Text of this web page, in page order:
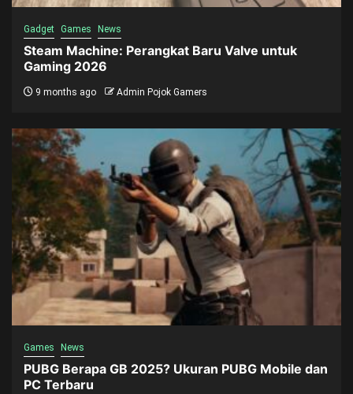
Gadget Games News
Steam Machine: Perangkat Baru Valve untuk
Gaming 2026
9 months ago Admin Pojok Gamers
Games News
PUBG Berapa GB 2025? Ukuran PUBG Mobile dan
PC Terbaru